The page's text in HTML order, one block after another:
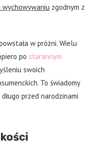
wychowywaniu zgodnym z
w próżni. Wielu
po starannym
swoich
To świadomy
przed narodzinami